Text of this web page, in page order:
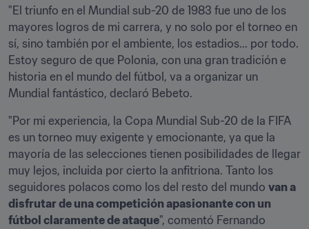
"El triunfo en el Mundial sub-20 de 1983 fue uno de los
mayores logros de mi carrera, y no solo por el torneo en
sí, sino también por el ambiente, los estadios... por todo.
Estoy seguro de que Polonia, con una gran tradición e
historia en el mundo del fútbol, va a organizar un
Mundial fantástico, declaró Bebeto.
"Por mi experiencia, la Copa Mundial Sub-20 de la FIFA
es un torneo muy exigente y emocionante, ya que la
mayoría de las selecciones tienen posibilidades de llegar
muy lejos, incluida por cierto la anfitriona. Tanto los
seguidores polacos como los del resto del mundo van a
disfrutar de una competición apasionante con un
fútbol claramente de ataque", comentó Fernando